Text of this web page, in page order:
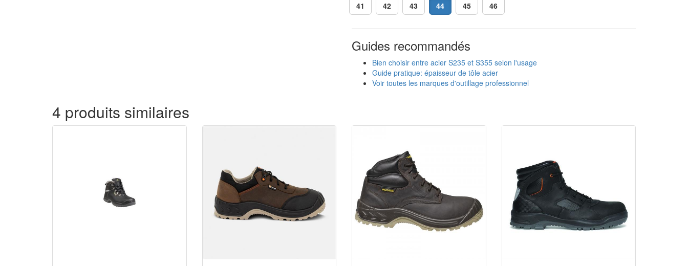
41 42 43 44 45 46
Guides recommandés
Bien choisir entre acier S235 et S355 selon l'usage
Guide pratique: épaisseur de tôle acier
Voir toutes les marques d'outillage professionnel
4 produits similaires